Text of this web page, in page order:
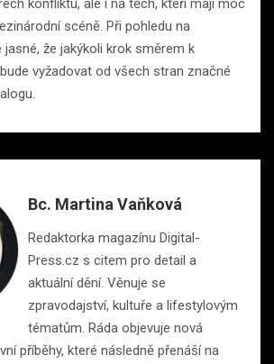
konfliktu, ale i na těch, kteří mají moc
scéně. Při pohledu na
jasné, že jakýkoli krok směrem k
vyžadovat od všech stran značné
Bc. Martina Vaňková
Redaktorka magazínu Digital-
Press.cz s citem pro detail a
aktuální dění. Věnuje se
zpravodajství, kultuře a lifestylovým
tématům. Ráda objevuje nová
příběhy, které následně přenáší na